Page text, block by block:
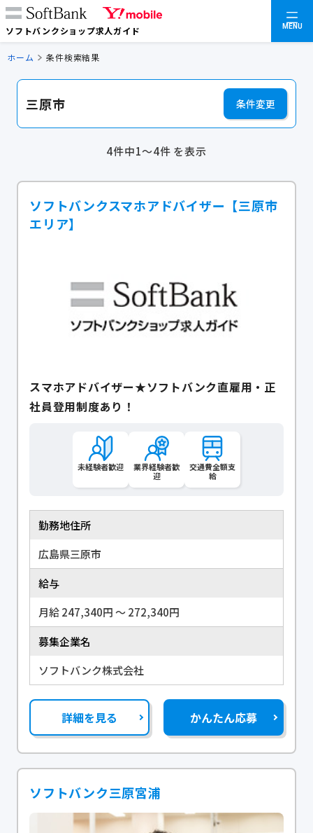
ソフトバンクショップ求人ガイド MENU
ホーム 条件検索結果
三原市 条件変更
4件中1～4件 を表示
ソフトバンクスマホアドバイザー【三原市
エリア】
スマホアドバイザー★ソフトバンク直雇用・正
社員登用制度あり！
未経験者歓迎
業界経験者歓
迎
交通費全額支
給
勤務地住所
広島県三原市
給与
月給 247,340円 〜 272,340円
募集企業名
ソフトバンク株式会社
詳細を見る かんたん応募
ソフトバンク三原宮浦